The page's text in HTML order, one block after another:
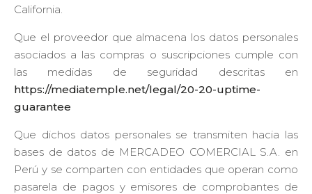
California.
Que el proveedor que almacena los datos personales
asociados a las compras o suscripciones cumple con
las medidas de seguridad descritas en
https://mediatemple.net/legal/20-20-uptime-
guarantee
Que dichos datos personales se transmiten hacia las
bases de datos de MERCADEO COMERCIAL S.A. en
Perú y se comparten con entidades que operan como
pasarela de pagos y emisores de comprobantes de